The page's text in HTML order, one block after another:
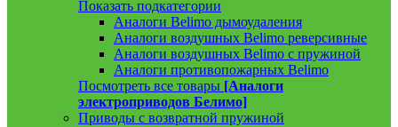
Показать подкатегории
Аналоги Belimo дымоудаления
Аналоги воздушных Belimo реверсивные
Аналоги воздушных Belimo с пружиной
Аналоги противопожарных Belimo
Посмотреть все товары [Аналоги
электроприводов Белимо]
Приводы с возвратной пружиной